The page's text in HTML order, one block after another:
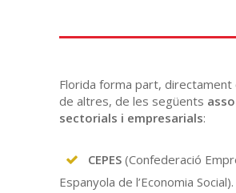
Florida forma part, directament
de altres, de les següents
sectorials i empresarials:
CEPES (Confederació
Espanyola de l’Economia Social).